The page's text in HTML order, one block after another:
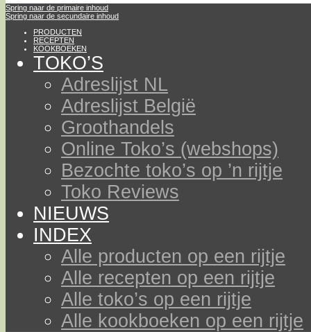
Spring naar de primaire inhoud
Spring naar de secundaire inhoud
PRODUCTEN
RECEPTEN
KOOKBOEKEN
TOKO’S
Adreslijst NL
Adreslijst België
Groothandels
Online Toko’s (webshops)
Bezochte toko’s op ’n rijtje
Toko Reviews
NIEUWS
INDEX
Alle producten op een rijtje
Alle recepten op een rijtje
Alle toko’s op een rijtje
Alle kookboeken op een rijtje